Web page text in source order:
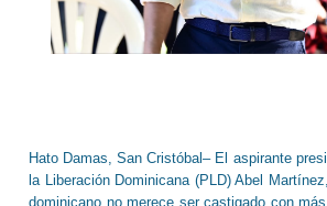
Hato Damas, San Cristóbal– El aspirante
la Liberación Dominicana (PLD) Abel
dominicano no merece ser castigado con